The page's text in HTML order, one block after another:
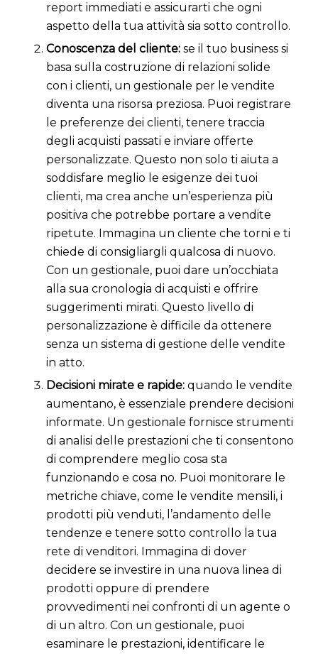
report immediati e assicurarti che ogni
aspetto della tua attività sia sotto controllo.
Conoscenza del cliente: se il tuo business si
basa sulla costruzione di relazioni solide
con i clienti, un gestionale per le vendite
diventa una risorsa preziosa. Puoi registrare
le preferenze dei clienti, tenere traccia
degli acquisti passati e inviare offerte
personalizzate. Questo non solo ti aiuta a
soddisfare meglio le esigenze dei tuoi
clienti, ma crea anche un’esperienza più
positiva che potrebbe portare a vendite
ripetute. Immagina un cliente che torni e ti
chiede di consigliargli qualcosa di nuovo.
Con un gestionale, puoi dare un’occhiata
alla sua cronologia di acquisti e offrire
suggerimenti mirati. Questo livello di
personalizzazione è difficile da ottenere
senza un sistema di gestione delle vendite
in atto.
Decisioni mirate e rapide: quando le vendite
aumentano, è essenziale prendere decisioni
informate. Un gestionale fornisce strumenti
di analisi delle prestazioni che ti consentono
di comprendere meglio cosa sta
funzionando e cosa no. Puoi monitorare le
metriche chiave, come le vendite mensili, i
prodotti più venduti, l’andamento delle
tendenze e tenere sotto controllo la tua
rete di venditori. Immagina di dover
decidere se investire in una nuova linea di
prodotti oppure di prendere
provvedimenti nei confronti di un agente o
di un altro. Con un gestionale, puoi
esaminare le prestazioni, identificare le